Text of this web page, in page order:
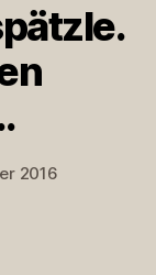
2016